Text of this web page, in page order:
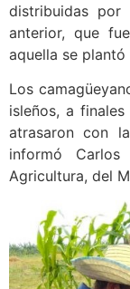
distribuidas
anterior, que
aquella se
Los
isleños, a
atrasaron con
informó
Agricultura, del